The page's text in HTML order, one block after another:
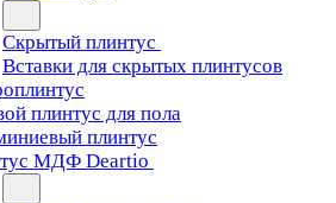
Скрытый плинтус
Вставки для скрытых плинтусов
плинтус для пола
плинтус
МДФ Deartio